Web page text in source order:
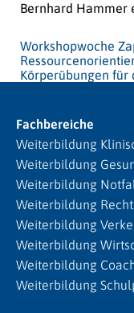
Bernhard Hammer
Workshopwoche
Körperübungen für
Fachbereiche
Weiterbildung
Weiterbildung
Weiterbildung
Weiterbildung
Weiterbildung
Weiterbildung
Weiterbildung
Weiterbildung